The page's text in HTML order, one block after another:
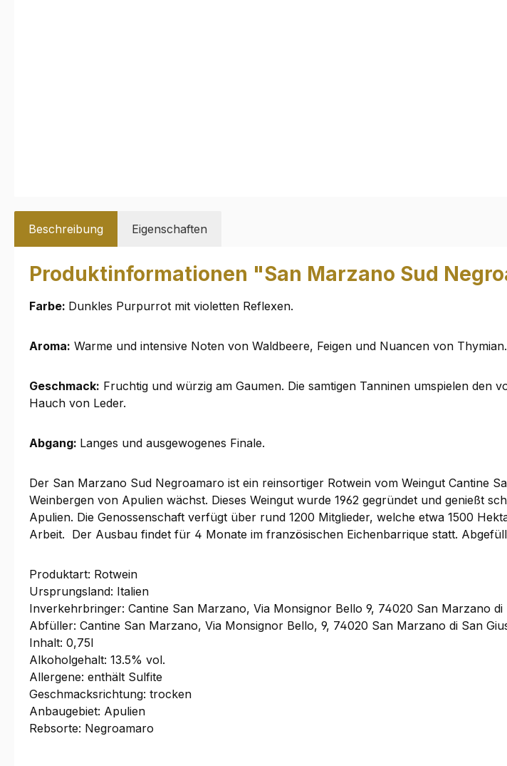
Beschreibung Eigenschaften
Produktinformationen "San Marzano Sud
Farbe: Dunkles Purpurrot mit violetten Reflexen.
Aroma: Warme und intensive Noten von Waldbeere, Feigen und Nuancen von
Geschmack: Fruchtig und würzig am Gaumen. Die samtigen Tanninen umspielen
Hauch von Leder.
Abgang: Langes und ausgewogenes Finale.
Der San Marzano Sud Negroamaro ist ein reinsortiger Rotwein vom Weingut Cantine
Weinbergen von Apulien wächst. Dieses Weingut wurde 1962 gegründet und genießt
Apulien. Die Genossenschaft verfügt über rund 1200 Mitglieder, welche etwa 1500
Arbeit. Der Ausbau findet für 4 Monate im französischen Eichenbarrique statt.
Produktart: Rotwein
Ursprungsland: Italien
Inverkehrbringer: Cantine San Marzano, Via Monsignor Bello 9, 74020 San Marzano di
Abfüller: Cantine San Marzano, Via Monsignor Bello, 9, 74020 San Marzano di San
Inhalt: 0,75l
Alkoholgehalt: 13.5% vol.
Allergene: enthält Sulfite
Geschmacksrichtung: trocken
Anbaugebiet: Apulien
Rebsorte: Negroamaro